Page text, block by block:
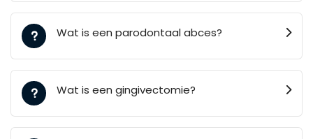
Wat is een parodontaal abces?
Wat is een gingivectomie?